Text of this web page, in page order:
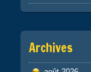
Archives